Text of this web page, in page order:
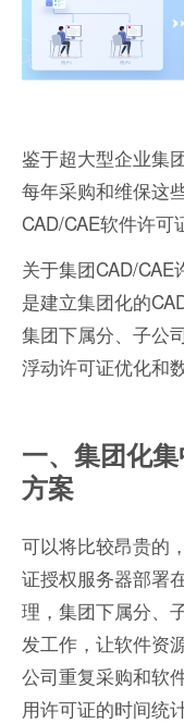
鉴于超大型企业集
每年采购和维保这
CAD/CAE软件许可
关于集团CAD/
是建立集团化的
集团下属分、子公
浮动许可证优化和
一、集团化
方案
可以将比较昂贵的
证授权服务器部署
理，集团下属分、
发工作，让软件资
公司重复采购和软
用许可证的时间统